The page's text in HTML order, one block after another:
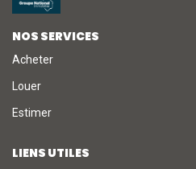
NOS SERVICES
Acheter
Louer
Estimer
LIENS UTILES